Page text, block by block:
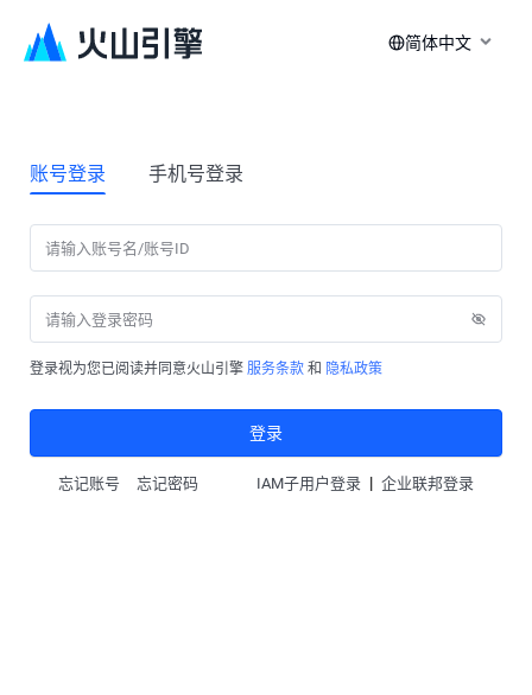
简体中文
账号登录 手机号登录
登录视为您已阅读并同意火山引擎 服务条款 和 隐私政策
登录
忘记账号 忘记密码 IAM子用户登录 | 企业联邦登录